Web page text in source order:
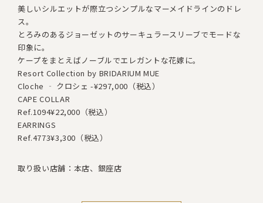
美しいシルエットが際立つシンプルなマーメイドラインのドレ
ス。
とろみのあるジョーゼットのサーキュラースリーブでモードな
印象に。
ケープをまとえばノーブルでエレガントな花嫁に。
Resort Collection by BRIDARIUM MUE
Cloche ‐ クロシェ -¥297,000（税込）
CAPE COLLAR
Ref.1094¥22,000（税込）
EARRINGS
Ref.4773¥3,300（税込）
取り扱い店舗：本店、銀座店